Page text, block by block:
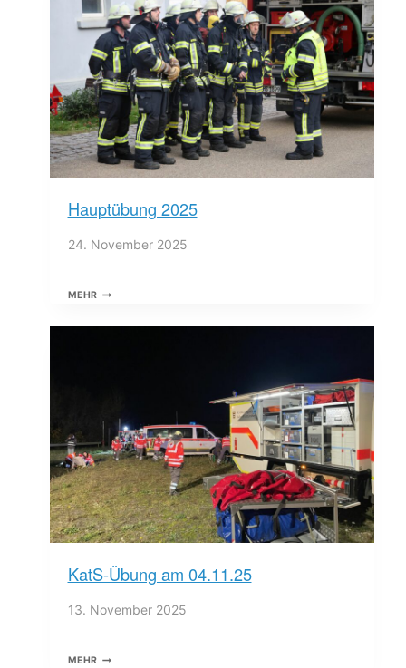
Hauptübung 2025
24. November 2025
MEHRHAUPTÜBUNG
KatS-Übung am 04.11.25
13. November 2025
MEHRKATS-